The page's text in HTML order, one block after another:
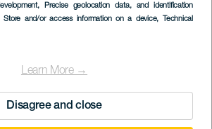
, Precise geolocation data, and identification
Store and/or access information on a device, Technical
Learn More →
Disagree and close